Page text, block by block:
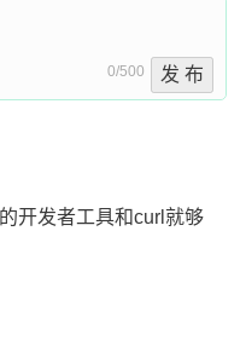
0/500 发 布
开发者工具和curl就够